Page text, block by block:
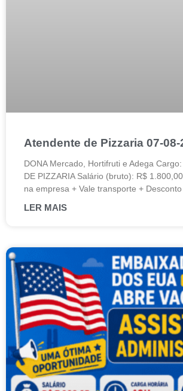
Atendente de Pizzaria 07-08-
DONA Mercado, Hortifruti e Adega
DE PIZZARIA Salário (bruto): R$
na empresa + Vale transporte +
LER MAIS